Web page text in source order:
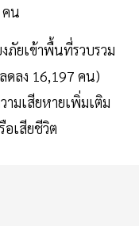
คน
ยเข้าพื้นที่รวบรวม
ดลง 16,197 คน)
มเสียหายเพิ่มเติม
เสียชีวิต